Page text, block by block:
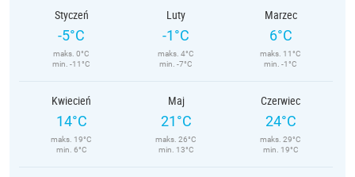
Styczeń
-5°C
maks. 0°C
min. -11°C
Luty
-1°C
maks. 4°C
min. -7°C
Marzec
6°C
maks. 11°C
min. -1°C
Kwiecień
14°C
maks. 19°C
min. 6°C
Maj
21°C
maks. 26°C
min. 13°C
Czerwiec
24°C
maks. 29°C
min. 19°C